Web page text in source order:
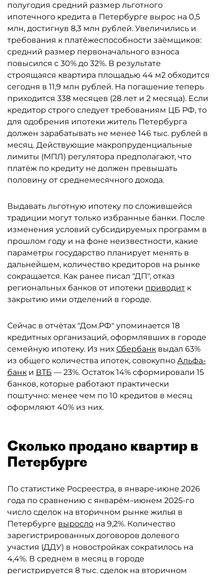
полугодия средний размер льготного
ипотечного кредита в Петербурге вырос на 0,5
млн, достигнув 8,3 млн рублей. Увеличились и
требования к платёжеспособности заёмщиков:
средний размер первоначального взноса
повысился с 30% до 32%. В результате
строящаяся квартира площадью 44 м2 обходится
сегодня в 11,9 млн рублей. На погашение теперь
приходится 338 месяцев (28 лет и 2 месяца). Если
кредитор строго следует требованиям ЦБ РФ, то
для одобрения ипотеки житель Петербурга
должен зарабатывать не менее 146 тыс. рублей в
месяц. Действующие макропруденциальные
лимиты (МПЛ) регулятора предполагают, что
платёж по кредиту не должен превышать
половину от среднемесячного дохода.
Выдавать льготную ипотеку по сложившейся
традиции могут только избранные банки. После
изменения условий субсидируемых программ в
прошлом году и на фоне неизвестности, какие
параметры государство планирует менять в
дальнейшем, количество кредиторов на рынке
сокращается. Как ранее писал "ДП", отказ
региональных банков от ипотеки приводит к
закрытию ими отделений в городе.
Сейчас в отчётах "Дом.РФ" упоминается 18
кредитных организаций, оформлявших в городе
семейную ипотеку. Из них Сбербанк выдал 63%
из общего количества ипотек, совокупно Альфа-
банк и ВТБ — 23%. Остаток 14% сформировали 15
банков, которые работают практически
поштучно: менее чем по 10 кредитов в месяц
оформляют 40% из них.
Сколько продано квартир в
Петербурге
По статистике Росреестра, в январе-июне 2026
года по сравнению с январём–июнем 2025-го
число сделок на вторичном рынке жилья в
Петербурге выросло на 9,2%. Количество
зарегистрированных договоров долевого
участия (ДДУ) в новостройках сократилось на
4,4%. В среднем в месяц в городе
регистрируется 8 тыс. сделок на вторичном